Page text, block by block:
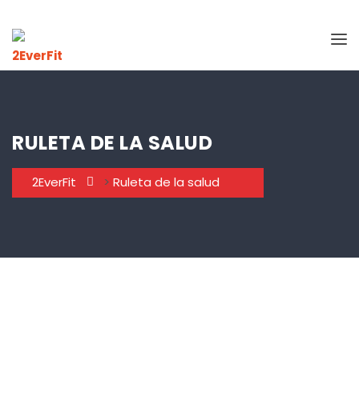
RULETA DE LA SALUD
2EverFit > Ruleta de la salud